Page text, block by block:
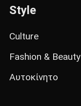
Style
Culture
Fashion & Beauty
Αυτοκίνητο